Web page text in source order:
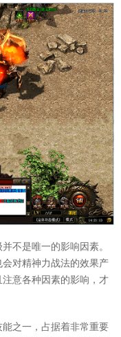
不是唯一的影响因素。
对精神力战法的效果产
意各种因素的影响，才
之一，占据着非常重要